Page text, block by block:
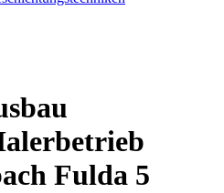
Fulda 5